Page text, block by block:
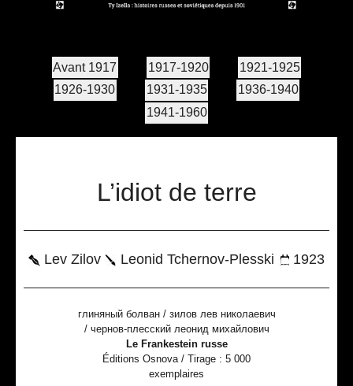
Avant 1917 1917-1920
1921-1925
1926-1930
1931-1935
1936-1940
1941-1960
L’idiot de terre
Lev Zilov Leonid Tchernov-Plesski 1923
глиняный болван / зилов лев николаевич
/ чернов-плесский леонид михайлович
Le Frankestein russe
Éditions Osnova / Tirage : 5 000
exemplaires